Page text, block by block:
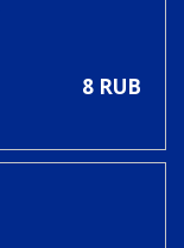
8 RUB